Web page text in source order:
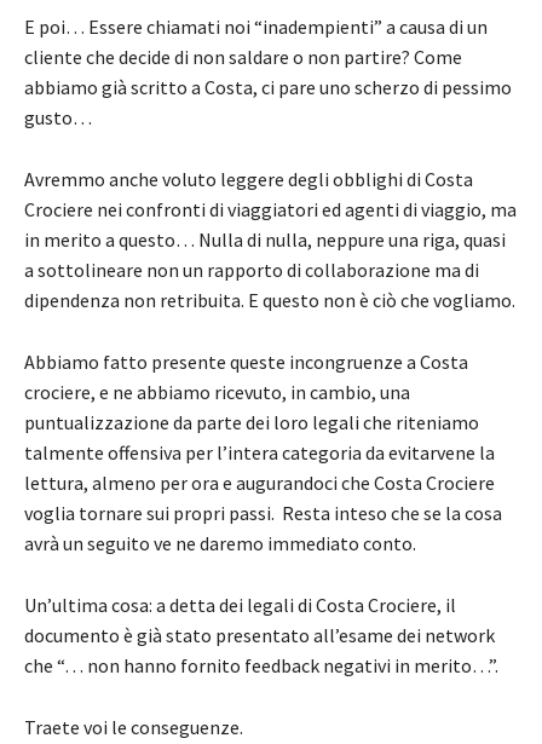
E poi… Essere chiamati noi “inadempienti” a causa di un
cliente che decide di non saldare o non partire? Come
abbiamo già scritto a Costa, ci pare uno scherzo di pessimo
gusto…
Avremmo anche voluto leggere degli obblighi di Costa
Crociere nei confronti di viaggiatori ed agenti di viaggio, ma
in merito a questo… Nulla di nulla, neppure una riga, quasi
a sottolineare non un rapporto di collaborazione ma di
dipendenza non retribuita. E questo non è ciò che vogliamo.
Abbiamo fatto presente queste incongruenze a Costa
crociere, e ne abbiamo ricevuto, in cambio, una
puntualizzazione da parte dei loro legali che riteniamo
talmente offensiva per l’intera categoria da evitarvene la
lettura, almeno per ora e augurandoci che Costa Crociere
voglia tornare sui propri passi. Resta inteso che se la cosa
avrà un seguito ve ne daremo immediato conto.
Un’ultima cosa: a detta dei legali di Costa Crociere, il
documento è già stato presentato all’esame dei network
che “… non hanno fornito feedback negativi in merito…”.
Traete voi le conseguenze.